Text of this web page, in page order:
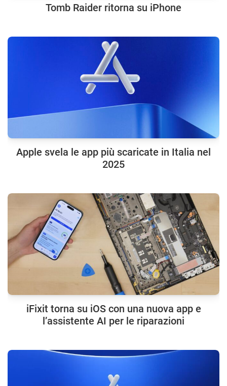
Tomb Raider ritorna su iPhone
Apple svela le app più scaricate in Italia nel
2025
iFixit torna su iOS con una nuova app e
l’assistente AI per le riparazioni